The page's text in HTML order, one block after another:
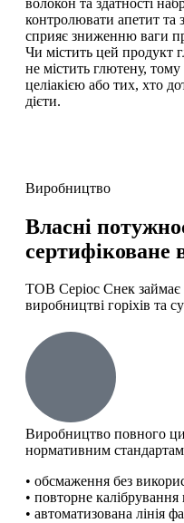
контролювати апетит та
сприяє зниженню ваги
Чи містить цей продукт
не містить глютену,
целіакією або тих, хто
дієти.
Виробництво
Власні
сертифіковане
ТОВ Серіос Снек займає
виробництві горіхів та
Виробництво повного
нормативним
• обсмаження без
• повторне
• автоматизована лінія